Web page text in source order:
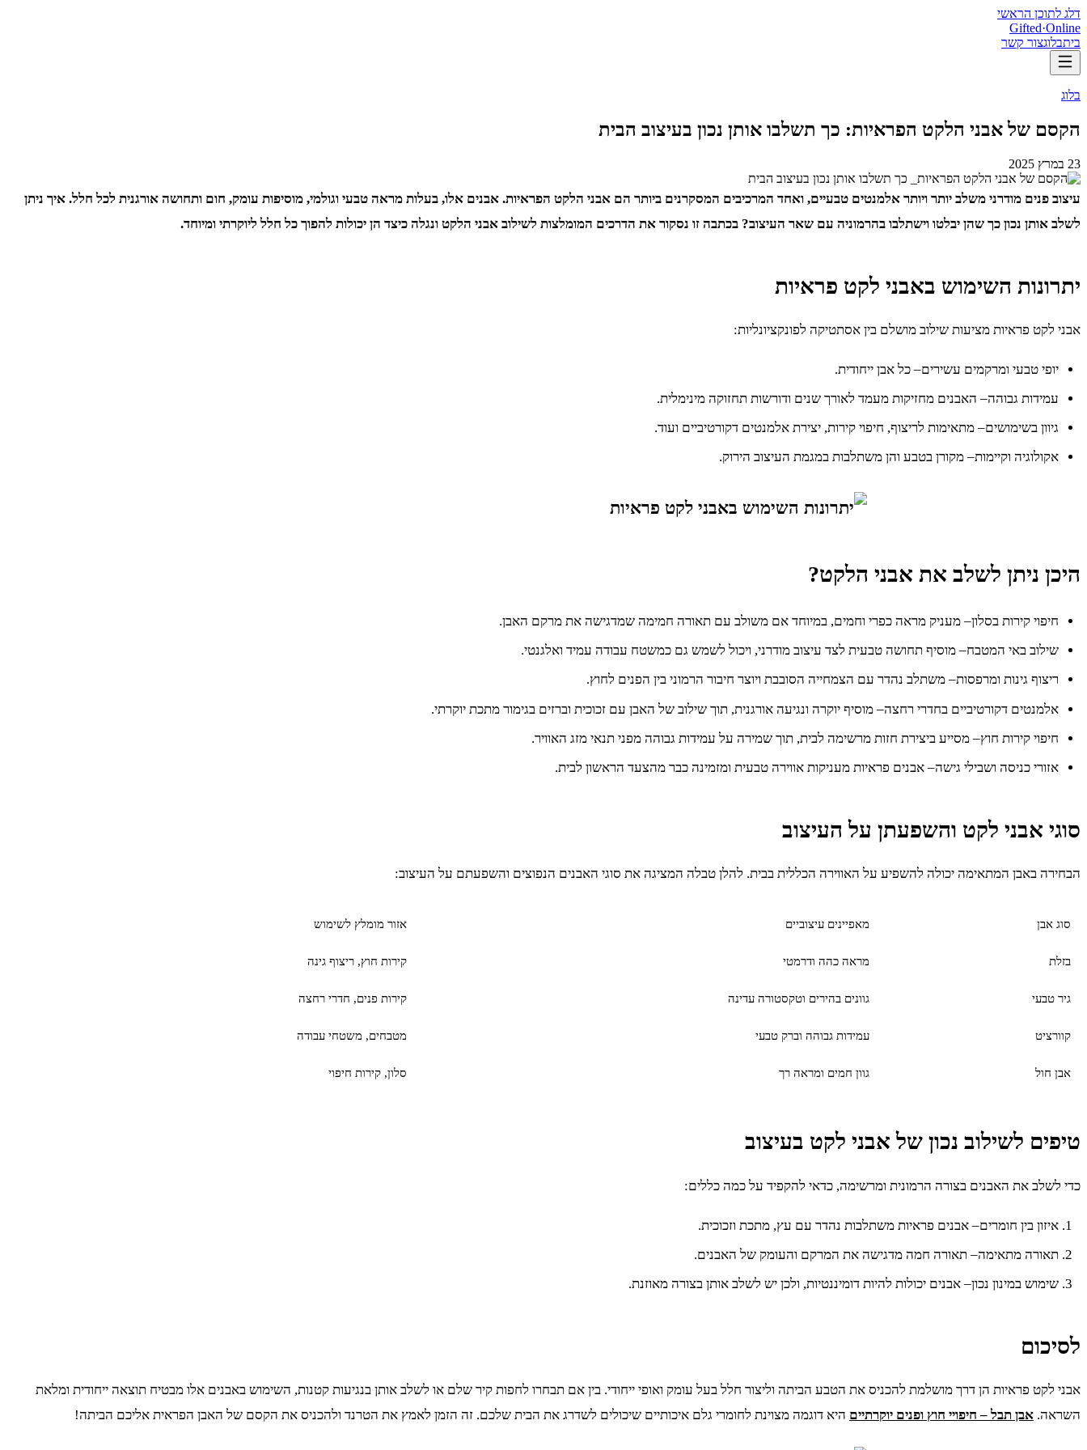
דלג לתוכן הראשי
Gifted·Online
ביתבלוגצור קשר
בלוג
הקסם של אבני הלקט הפראיות: כך תשלבו אותן נכון בעיצוב הבית
23 במרץ 2025
עיצוב פנים מודרני משלב יותר ויותר אלמנטים טבעיים, ואחד המרכיבים המסקרנים ביותר הם אבני הלקט הפראיות. אבנים אלו, בעלות מראה טבעי וגולמי, מוסיפות עומק, חום ותחושה אורגנית לכל חלל. איך ניתן
לשלב אותן נכון כך שהן יבלטו וישתלבו בהרמוניה עם שאר העיצוב? בכתבה זו נסקור את הדרכים המומלצות לשילוב אבני הלקט ונגלה כיצד הן יכולות להפוך כל חלל ליוקרתי ומיוחד.
יתרונות השימוש באבני לקט פראיות
אבני לקט פראיות מציעות שילוב מושלם בין אסתטיקה לפונקציונליות:
יופי טבעי ומרקמים עשירים– כל אבן ייחודית.
עמידות גבוהה– האבנים מחזיקות מעמד לאורך שנים ודורשות תחזוקה מינימלית.
גיוון בשימושים– מתאימות לריצוף, חיפוי קירות, יצירת אלמנטים דקורטיביים ועוד.
אקולוגיה וקיימות– מקורן בטבע והן משתלבות במגמת העיצוב הירוק.
היכן ניתן לשלב את אבני הלקט?
חיפוי קירות בסלון– מעניק מראה כפרי וחמים, במיוחד אם משולב עם תאורה חמימה שמדגישה את מרקם האבן.
שילוב באי המטבח– מוסיף תחושה טבעית לצד עיצוב מודרני, ויכול לשמש גם כמשטח עבודה עמיד ואלגנטי.
ריצוף גינות ומרפסות– משתלב נהדר עם הצמחייה הסובבת ויוצר חיבור הרמוני בין הפנים לחוץ.
אלמנטים דקורטיביים בחדרי רחצה– מוסיף יוקרה ונגיעה אורגנית, תוך שילוב של האבן עם זכוכית וברזים בגימור מתכת יוקרתי.
חיפוי קירות חוץ– מסייע ביצירת חזות מרשימה לבית, תוך שמירה על עמידות גבוהה מפני תנאי מזג האוויר.
אזורי כניסה ושבילי גישה– אבנים פראיות מעניקות אווירה טבעית ומזמינה כבר מהצעד הראשון לבית.
סוגי אבני לקט והשפעתן על העיצוב
הבחירה באבן המתאימה יכולה להשפיע על האווירה הכללית בבית. להלן טבלה המציגה את סוגי האבנים הנפוצים והשפעתם על העיצוב:
סוג אבן מאפיינים עיצוביים אזור מומלץ לשימוש
בזלת מראה כהה ודרמטי קירות חוץ, ריצוף גינה
גיר טבעי גוונים בהירים וטקסטורה עדינה קירות פנים, חדרי רחצה
קוורציט עמידות גבוהה וברק טבעי מטבחים, משטחי עבודה
אבן חול גוון חמים ומראה רך סלון, קירות חיפוי
טיפים לשילוב נכון של אבני לקט בעיצוב
כדי לשלב את האבנים בצורה הרמונית ומרשימה, כדאי להקפיד על כמה כללים:
איזון בין חומרים– אבנים פראיות משתלבות נהדר עם עץ, מתכת וזכוכית.
תאורה מתאימה– תאורה חמה מדגישה את המרקם והעומק של האבנים.
שימוש במינון נכון– אבנים יכולות להיות דומיננטיות, ולכן יש לשלב אותן בצורה מאוזנת.
לסיכום
אבני לקט פראיות הן דרך מושלמת להכניס את הטבע הביתה וליצור חלל בעל עומק ואופי ייחודי. בין אם תבחרו לחפות קיר שלם או לשלב אותן בנגיעות קטנות, השימוש באבנים אלו מבטיח תוצאה ייחודית ומלאת
השראה. אבן תבל – חיפויי חוץ ופנים יוקרתיים היא דוגמה מצוינת לחומרי גלם איכותיים שיכולים לשדרג את הבית שלכם. זה הזמן לאמץ את הטרנד ולהכניס את הקסם של האבן הפראית אליכם הביתה!